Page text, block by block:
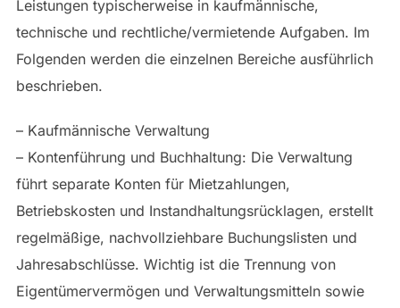
Leistungen typischerweise in kaufmännische,
technische und rechtliche/vermietende Aufgaben. Im
Folgenden werden die einzelnen Bereiche ausführlich
beschrieben.
– Kaufmännische Verwaltung
– Kontenführung und Buchhaltung: Die Verwaltung
führt separate Konten für Mietzahlungen,
Betriebskosten und Instandhaltungsrücklagen, erstellt
regelmäßige, nachvollziehbare Buchungslisten und
Jahresabschlüsse. Wichtig ist die Trennung von
Eigentümervermögen und Verwaltungsmitteln sowie